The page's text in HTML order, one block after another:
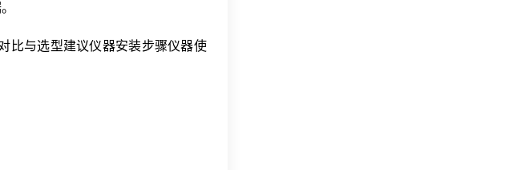
比与选型建议仪器安装步骤仪器使